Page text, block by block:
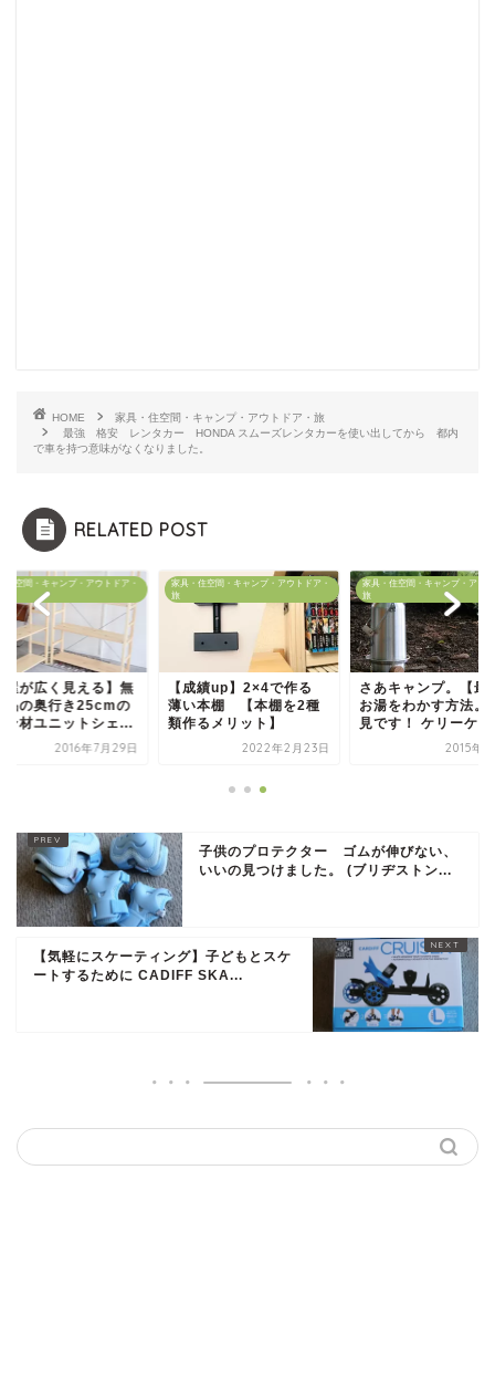
HOME
家具・住空間・キャンプ・アウトドア・旅
最強 格安 レンタカー HONDA スムーズレンタカーを使い出してから 都内
で車を持つ意味がなくなりました。
RELATED POST
住空間・キャンプ・アウトドア・
屋が広く見える】無
品の奥行き25cmの
ン材ユニットシェ...
2016年7月29日
家具・住空間・キャンプ・アウトドア・
旅
【成績up】2×4で作る
薄い本棚 【本棚を2種
類作るメリット】
2022年2月23日
家具・住空間・キャンプ・アウ
旅
さあキャンプ。【最
お湯をわかす方法。
見です！ ケリーケ
2015年7
子供のプロテクター ゴムが伸びない、
いいの見つけました。 (ブリヂストン...
【気軽にスケーティング】子どもとスケ
ートするために CADIFF SKA...